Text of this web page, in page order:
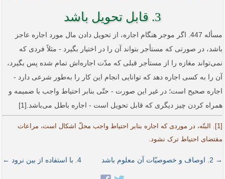
3. قابل تحویل باشد
مسأله 447. اگر موجر هنگام اجاره، از تحویل دادن مال مورد اجاره عاجز
باشد، در صورتی که مستأجر بتواند آن را در اختیار بگیرد - مثلاً فردی که
نمی‌تواند مغازه را از مستأجر قبلی که مدّت اجاره‌اش تمام شده پس بگیرد،
آن را به کسی اجاره دهد که توانایی انجام این کار را به‌طور شرعی دارد -
اجاره صحیح است؛ در غیر این صورت - حتّی بنابر احتیاط واجب با ضمیمه و
همراه کردن چیز دیگری که قابل تحویل است - اجاره باطل می‌باشد.[1]
[1]. البتّه، در موردی که اجاره بنابر احتیاط واجب محلّ اشکال است، مراعات
مقتضای احتیاط ترک نشود.
4. با استفاده از بین نرود ← → 2. اوصاف و خصوصیّات آن معلوم باشد